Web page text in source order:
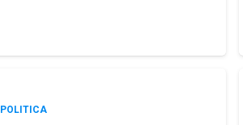
POLITICA